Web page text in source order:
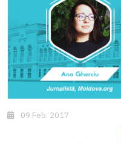
09 Feb. 2017